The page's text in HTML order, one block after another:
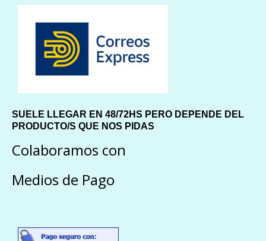
SUELE LLEGAR EN 48/72HS PERO DEPENDE DEL
PRODUCTO/S QUE NOS PIDAS
Colaboramos con
Medios de Pago